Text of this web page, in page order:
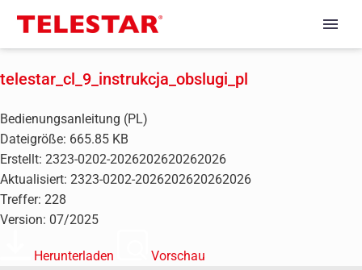
telestar_cl_9_instrukcja_obslugi_pl
Bedienungsanleitung (PL)
Dateigröße: 665.85 KB
Erstellt: 2323-0202-2026202620262026
Aktualisiert: 2323-0202-2026202620262026
Treffer: 228
Version: 07/2025
Herunterladen Vorschau